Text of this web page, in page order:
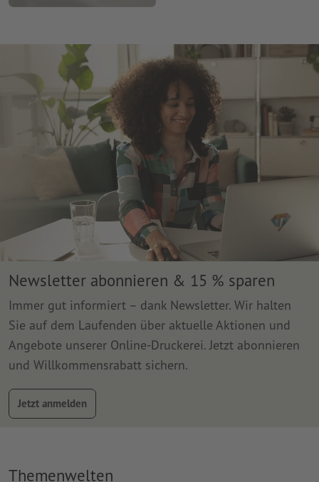
Newsletter abonnieren & 15 % sparen
Immer gut informiert – dank Newsletter. Wir halten
Sie auf dem Laufenden über aktuelle Aktionen und
Angebote unserer Online-Druckerei. Jetzt abonnieren
und Willkommensrabatt sichern.
Jetzt anmelden
Themenwelten